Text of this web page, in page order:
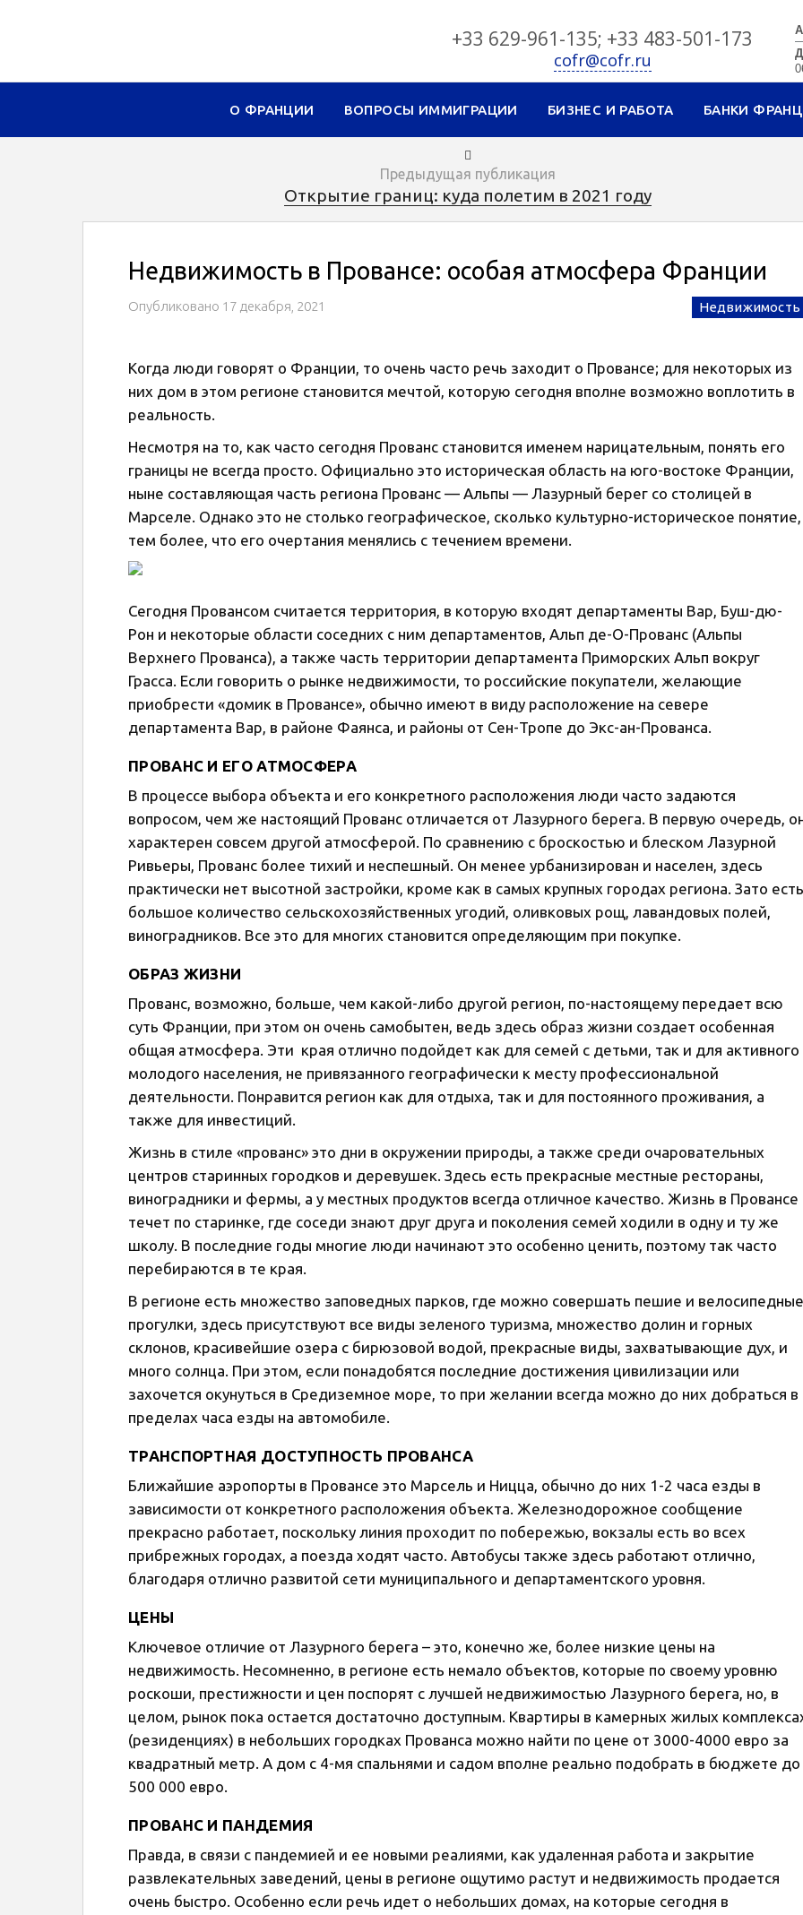
+33 629-961-135; +33 483-501-173
cofr@cofr.ru
О ФРАНЦИИ ВОПРОСЫ ИММИГРАЦИИ БИЗНЕС И РАБОТА БАНКИ
Предыдущая публикация
Открытие границ: куда полетим в 2021 году
Недвижимость в Провансе: особая атмосфера Франции
Опубликовано 17 декабря, 2021 Недвижимость
Когда люди говорят о Франции, то очень часто речь заходит о Провансе; для некоторых из
них дом в этом регионе становится мечтой, которую сегодня вполне возможно воплотить в
реальность.
Несмотря на то, как часто сегодня Прованс становится именем нарицательным, понять его
границы не всегда просто. Официально это историческая область на юго-востоке Франции,
ныне составляющая часть региона Прованс — Альпы — Лазурный берег со столицей в
Марселе. Однако это не столько географическое, сколько культурно-историческое понятие,
тем более, что его очертания менялись с течением времени.
Сегодня Провансом считается территория, в которую входят департаменты Вар, Буш-дю-
Рон и некоторые области соседних с ним департаментов, Альп де-О-Прованс (Альпы
Верхнего Прованса), а также часть территории департамента Приморских Альп вокруг
Грасса. Если говорить о рынке недвижимости, то российские покупатели, желающие
приобрести «домик в Провансе», обычно имеют в виду расположение на севере
департамента Вар, в районе Фаянса, и районы от Сен-Тропе до Экс-ан-Прованса.
ПРОВАНС И ЕГО АТМОСФЕРА
В процессе выбора объекта и его конкретного расположения люди часто задаются
вопросом, чем же настоящий Прованс отличается от Лазурного берега. В первую очередь,
характерен совсем другой атмосферой. По сравнению с броскостью и блеском Лазурной
Ривьеры, Прованс более тихий и неспешный. Он менее урбанизирован и населен, здесь
практически нет высотной застройки, кроме как в самых крупных городах региона. Зато есть
большое количество сельскохозяйственных угодий, оливковых рощ, лавандовых полей,
виноградников. Все это для многих становится определяющим при покупке.
ОБРАЗ ЖИЗНИ
Прованс, возможно, больше, чем какой-либо другой регион, по-настоящему передает всю
суть Франции, при этом он очень самобытен, ведь здесь образ жизни создает особенная
общая атмосфера. Эти края отлично подойдет как для семей с детьми, так и для активного
молодого населения, не привязанного географически к месту профессиональной
деятельности. Понравится регион как для отдыха, так и для постоянного проживания, а
также для инвестиций.
Жизнь в стиле «прованс» это дни в окружении природы, а также среди очаровательных
центров старинных городков и деревушек. Здесь есть прекрасные местные рестораны,
виноградники и фермы, а у местных продуктов всегда отличное качество. Жизнь в Провансе
течет по старинке, где соседи знают друг друга и поколения семей ходили в одну и ту же
школу. В последние годы многие люди начинают это особенно ценить, поэтому так часто
перебираются в те края.
В регионе есть множество заповедных парков, где можно совершать пешие и велосипедные
прогулки, здесь присутствуют все виды зеленого туризма, множество долин и горных
склонов, красивейшие озера с бирюзовой водой, прекрасные виды, захватывающие дух, и
много солнца. При этом, если понадобятся последние достижения цивилизации или
захочется окунуться в Средиземное море, то при желании всегда можно до них добраться в
пределах часа езды на автомобиле.
ТРАНСПОРТНАЯ ДОСТУПНОСТЬ ПРОВАНСА
Ближайшие аэропорты в Провансе это Марсель и Ницца, обычно до них 1-2 часа езды в
зависимости от конкретного расположения объекта. Железнодорожное сообщение
прекрасно работает, поскольку линия проходит по побережью, вокзалы есть во всех
прибрежных городах, а поезда ходят часто. Автобусы также здесь работают отлично,
благодаря отлично развитой сети муниципального и департаментского уровня.
ЦЕНЫ
Ключевое отличие от Лазурного берега – это, конечно же, более низкие цены на
недвижимость. Несомненно, в регионе есть немало объектов, которые по своему уровню
роскоши, престижности и цен поспорят с лучшей недвижимостью Лазурного берега, но, в
целом, рынок пока остается достаточно доступным. Квартиры в камерных жилых
(резиденциях) в небольших городках Прованса можно найти по цене от 3000-4000 евро за
квадратный метр. А дом с 4-мя спальнями и садом вполне реально подобрать в бюджете до
500 000 евро.
ПРОВАНС И ПАНДЕМИЯ
Правда, в связи с пандемией и ее новыми реалиями, как удаленная работа и закрытие
развлекательных заведений, цены в регионе ощутимо растут и недвижимость продается
очень быстро. Особенно если речь идет о небольших домах, на которые сегодня в